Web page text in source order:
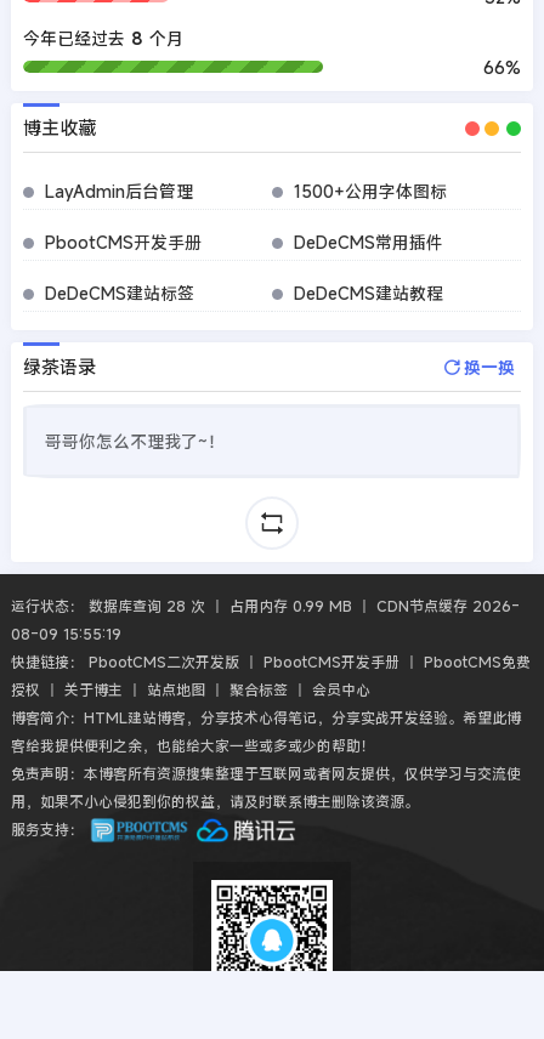
今年已经过去 8 个月
66%
博主收藏
LayAdmin后台管理 1500+公用字体图标
PbootCMS开发手册 DeDeCMS常用插件
DeDeCMS建站标签 DeDeCMS建站教程
绿茶语录 换一换
哥哥你怎么不理我了~！
运行状态： 数据库查询 28 次 丨 占用内存 0.99 MB 丨 CDN节点缓存 2026-
08-09 15:55:19
快捷链接： PbootCMS二次开发版丨 PbootCMS开发手册 丨 PbootCMS免费
授权 丨 关于博主 丨 站点地图丨 聚合标签丨 会员中心
博客简介：HTML建站博客，分享技术心得笔记，分享实战开发经验。希望此博
客给我提供便利之余，也能给大家一些或多或少的帮助！
免责声明：本博客所有资源搜集整理于互联网或者网友提供，仅供学习与交流使
用，如果不小心侵犯到你的权益，请及时联系博主删除该资源。
服务支持：